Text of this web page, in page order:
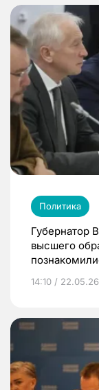
Политика
Губернатор
высшего
14:10 / 22.05.26